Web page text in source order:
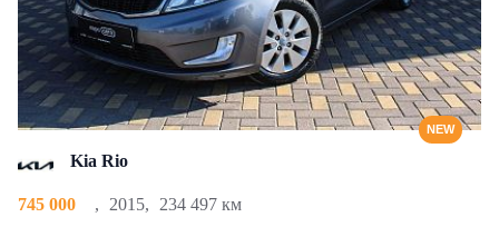
NEW
Kia Rio
745 000 , 2015, 234 497 км